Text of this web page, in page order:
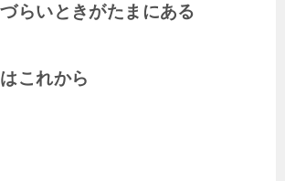
らいときがたまにある
これから